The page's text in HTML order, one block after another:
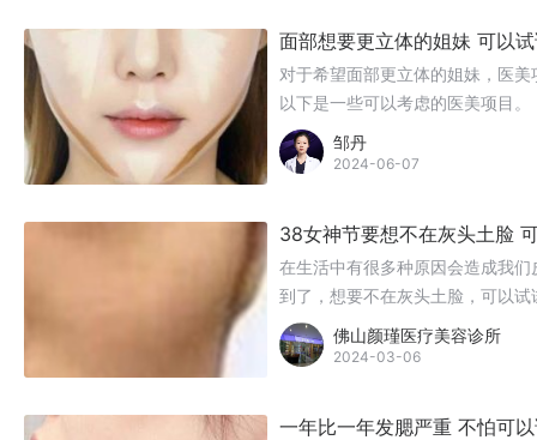
面部想要更立体的姐妹 可以
对于希望面部更立体的姐妹，医
以下是一些可以考虑的医美项目。
邹丹
2024-06-07
38女神节要想不在灰头土脸
在生活中有很多种原因会造成我
到了，想要不在灰头土脸，可以
佛山颜瑾医疗美容诊所
2024-03-06
一年比一年发腮严重 不怕可